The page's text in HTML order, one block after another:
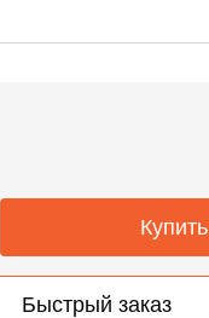
Купить
Быстрый заказ